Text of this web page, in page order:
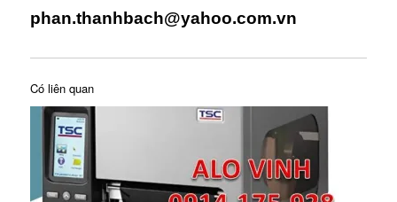
phan.thanhbach@yahoo.com.vn
Có liên quan